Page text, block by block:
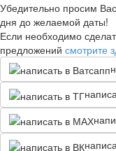
Убедительно просим
дня до желаемой даты!
Если необходимо
предложений смотрите